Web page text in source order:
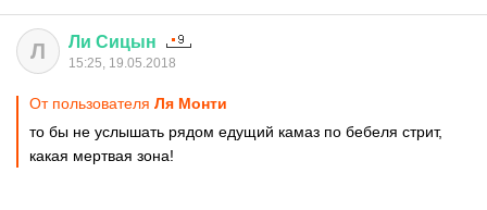
Л Ли Сицын
15:25, 19.05.2018
От пользователя Ля Монти
то бы не услышать рядом едущий камаз по бебеля стрит,
какая мертвая зона!